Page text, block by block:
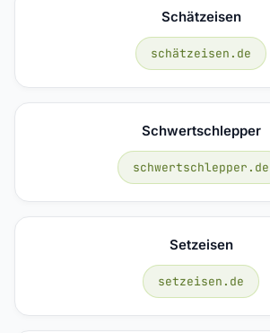
Schätzeisen
schätzeisen.de
Schwertschlepper
schwertschlepper.de
Setzeisen
setzeisen.de